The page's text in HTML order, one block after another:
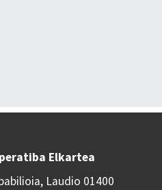
Elkartea
Laudio 01400